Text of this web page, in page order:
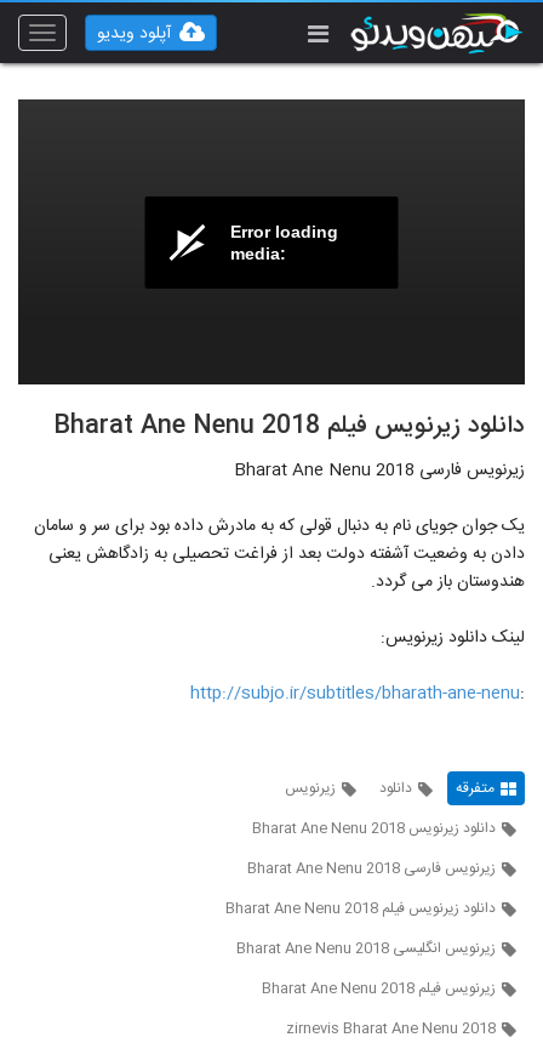
Toggle
آپلود ویدیو
Error loading
media:
دانلود زیرنویس فیلم Bharat Ane Nenu 2018
زیرنویس فارسی Bharat Ane Nenu 2018
یک جوان جویای نام به دنبال قولی که به مادرش داده بود برای سر و سامان
دادن به وضعیت آشفته دولت بعد از فراغت تحصیلی به زادگاهش یعنی
هندوستان باز می گردد.
لینک دانلود زیرنویس:
:
http://subjo.ir/subtitles/bharath-ane-nenu
متفرقه دانلود
زیرنویس
دانلود زیرنویس Bharat Ane Nenu 2018
زیرنویس فارسی Bharat Ane Nenu 2018
دانلود زیرنویس فیلم Bharat Ane Nenu 2018
زیرنویس انگلیسی Bharat Ane Nenu 2018
زیرنویس فیلم Bharat Ane Nenu 2018
zirnevis Bharat Ane Nenu 2018